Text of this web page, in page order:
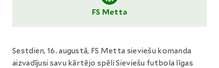
FS Metta
Sestdien, 16. augustā, FS Metta sieviešu komanda
aizvadījusi savu kārtējo spēli Sieviešu futbola līgas